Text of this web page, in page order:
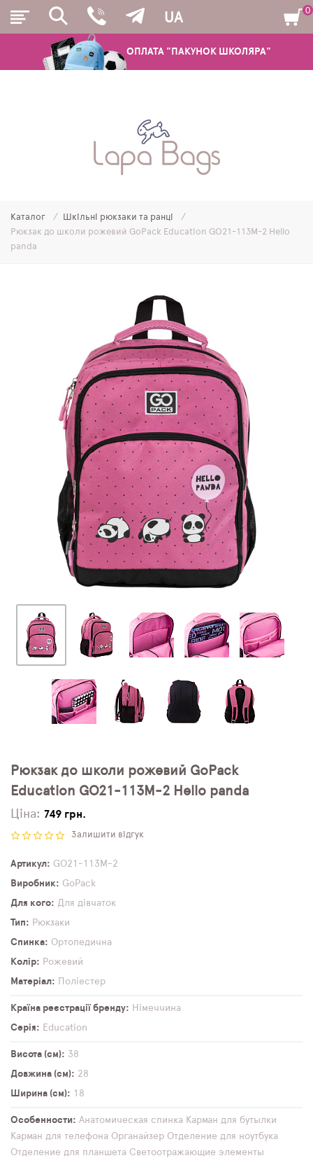
ОПЛАТА "ПАКУНОК ШКОЛЯРА"
UA
ШКІЛЬНІ РЮКЗАКИ ТА РАНЦІ
МОЛОДІЖНІ РЮКЗАКИ
SCHOOL STANDARD
РОЗПРОДАЖ
0
Каталог
Шкільні рюкзаки та ранці
Рюкзак до школи рожевий GoPack Education GO21-113M-2 Hello
panda
Рюкзак до школи рожевий GoPack
Education GO21-113M-2 Hello panda
Ціна: 749 грн.
Залишити відгук
Артикул
GO21-113M-2
Виробник
GoPack
Для кого
Для дівчаток
Тип
Рюкзаки
Спинка
Ортопедична
Колір
Рожевий
Матеріал
Поліестер
Країна реєстрації бренду
Німеччина
Серія
Education
Висота (см)
38
Довжина (см)
28
Ширина (см)
18
Особенности Анатомическая спинка Карман для бутылки
Карман для телефона Органайзер Отделение для ноутбука
Отделение для планшета Светоотражающие элементы